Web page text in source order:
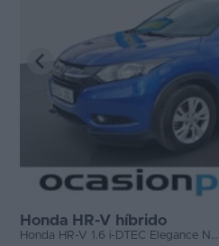
Honda HR-V híbrido
Honda HR-V 1.6 i-DTEC Elegance Navi (120 CV)